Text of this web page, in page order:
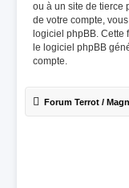
ou à un site de tierce
de votre compte,
logiciel phpBB. Cette
le logiciel phpBB
compte.
Forum Terrot /